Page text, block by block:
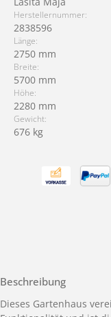
Herstellernummer:
2838596
Länge:
2750 mm
Breite:
5700 mm
Höhe:
2280 mm
Gewicht:
676 kg
Beschreibung
Dieses Gartenhaus